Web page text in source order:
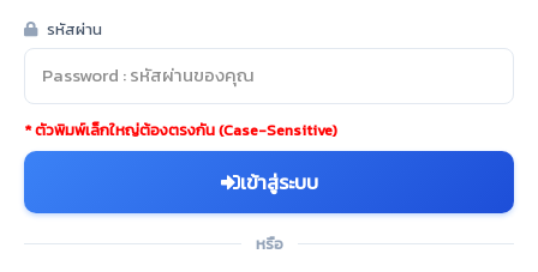
รหัสผ่าน
* ตัวพิมพ์เล็กใหญ่ต้องตรงกัน (Case-Sensitive)
เข้าสู่ระบบ
หรือ